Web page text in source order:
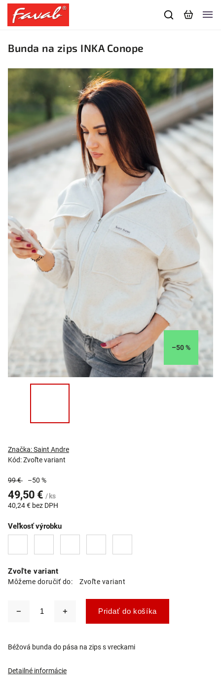
Bunda na zips INKA Conope
–50 %
Kód:Zvoľte variant
Značka:Saint Andre
99 € –50 %
49,50 € / ks
40,24 € bez DPH
Zvoľte variant
Môžeme doručiť do: Zvoľte variant
Veľkosť výrobku
Pridať do košíka
Béžová bunda do pása na zips s vreckami
Detailné informácie